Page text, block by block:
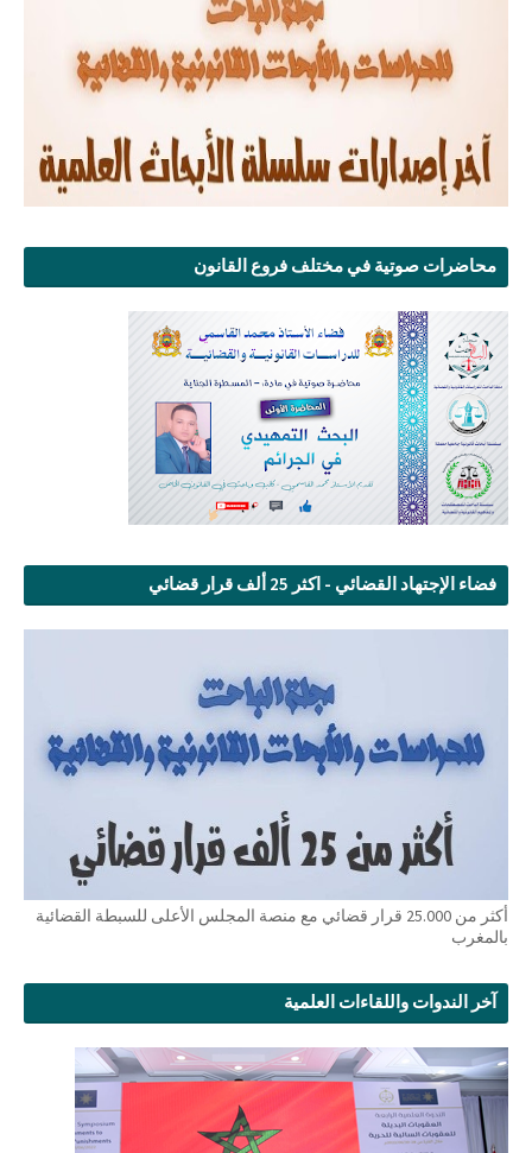
محاضرات صوتية في مختلف فروع القانون
فضاء الإجتهاد القضائي - اكثر 25 ألف قرار قضائي
أكثر من 25.000 قرار قضائي مع منصة المجلس الأعلى للسبطة القضائية
بالمغرب
آخر الندوات واللقاءات العلمية